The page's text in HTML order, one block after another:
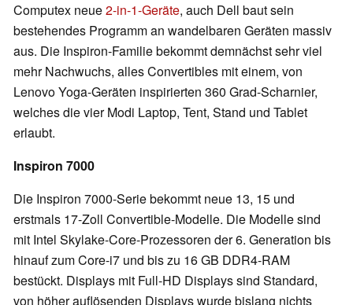
Computex neue2-in-1-Geräte, auch Dell baut sein
bestehendes Programm an wandelbaren Geräten massiv
aus. Die Inspiron-Familie bekommt demnächst sehr viel
mehr Nachwuchs, alles Convertibles mit einem, von
Lenovo Yoga-Geräten inspirierten 360 Grad-Scharnier,
welches die vier Modi Laptop, Tent, Stand und Tablet
erlaubt.
Inspiron 7000
Die Inspiron 7000-Serie bekommt neue 13, 15 und
erstmals 17-Zoll Convertible-Modelle. Die Modelle sind
mit Intel Skylake-Core-Prozessoren der 6. Generation bis
hinauf zum Core-i7 und bis zu 16 GB DDR4-RAM
bestückt. Displays mit Full-HD Displays sind Standard,
von höher auflösenden Displays wurde bislang nichts